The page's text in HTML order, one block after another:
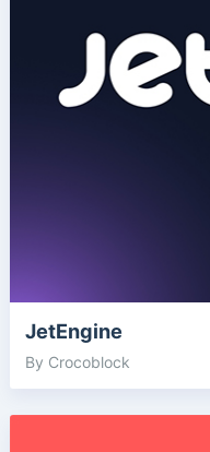
JetEngine
By Crocoblock